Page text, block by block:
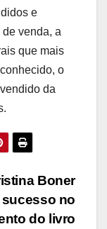
e
venda, a
que mais
o
da
Boner
no
do livro